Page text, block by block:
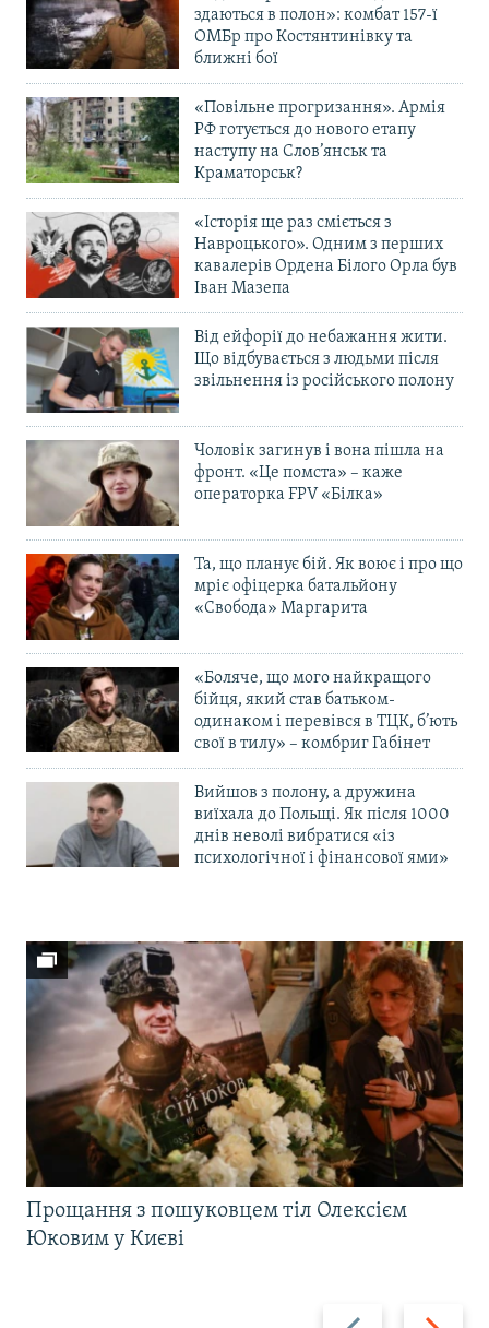
здаються в полон»: комбат 157-ї
ОМБр про Костянтинівку та
ближні бої
«Повільне прогризання». Армія
РФ готується до нового етапу
наступу на Слов’янськ та
Краматорськ?
«Історія ще раз сміється з
Навроцького». Одним з перших
кавалерів Ордена Білого Орла був
Іван Мазепа
Від ейфорії до небажання жити.
Що відбувається з людьми після
звільнення із російського полону
Чоловік загинув і вона пішла на
фронт. «Це помста» – каже
операторка FPV «Білка»
Та, що планує бій. Як воює і про що
мріє офіцерка батальйону
«Свобода» Маргарита
«Боляче, що мого найкращого
бійця, який став батьком-
одинаком і перевівся в ТЦК, б’ють
свої в тилу» – комбриг Габінет
Вийшов з полону, а дружина
виїхала до Польщі. Як після 1000
днів неволі вибратися «із
психологічної і фінансової ями»
Назад Вперед
Прощання з пошуковцем тіл Олексієм
Юковим у Києві